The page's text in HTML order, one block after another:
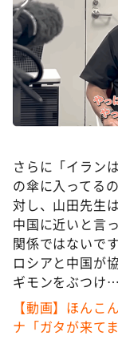
さらに「イラン
の傘に入ってる
対し、山田先生
中国に近いと言
関係ではないで
ロシアと中国が
ギモンをぶつけ
【動画】ほんこ
ナ「ガタが来て